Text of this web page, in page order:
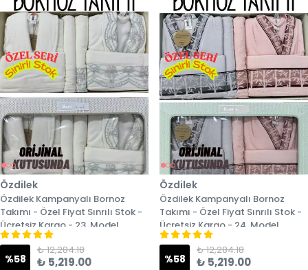
Özdilek
Özdilek Kampanyalı Bornoz
Takımı - Özel Fiyat Sınrılı Stok -
Ücretsiz Kargo - 23. Model
%58
₺ 12,284.18
₺ 5,219.00
Özdilek
Özdilek Kampanyalı Bornoz
Takımı - Özel Fiyat Sınrılı Stok -
Ücretsiz Kargo - 24. Model
%58
₺ 12,284.18
₺ 5,219.00